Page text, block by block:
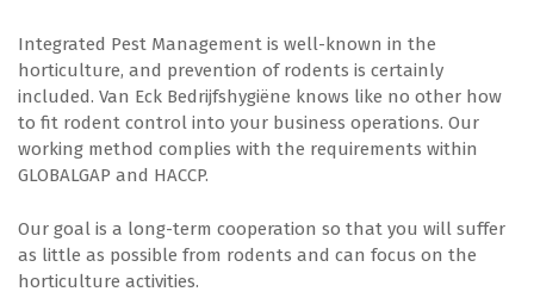
Tuinbouw
Levensmiddelen
Agrarisch
Overheid en gebouwen
Zwarte rat
Silica
Integrated Pest Management is well-known in the
horticulture, and prevention of rodents is certainly
included. Van Eck Bedrijfshygiëne knows like no other how
to fit rodent control into your business operations. Our
working method complies with the requirements within
GLOBALGAP and HACCP.
Our goal is a long-term cooperation so that you will suffer
as little as possible from rodents and can focus on the
horticulture activities.